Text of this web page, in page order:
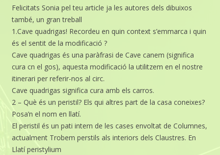
Felicitats Sonia pel teu article ja les autores dels dibuixos
també, un gran treball
1.Cave quadrigas! Recordeu en quin context s’emmarca i quin
és el sentit de la modificació ?
Cave quadrigas és una paràfrasi de Cave canem (significa
cura cn el gos), aquesta modificació la utilitzem en el nostre
itinerari per referir-nos al circ.
Cave quadrigas significa cura amb els carros.
2 – Què és un peristil? Els qui altres part de la casa coneixes?
Posa’n el nom en llatí.
El peristil és un pati intern de les cases envoltat de Columnes,
actualment Trobem perstils als interiors dels Claustres. En
Llatí peristylium